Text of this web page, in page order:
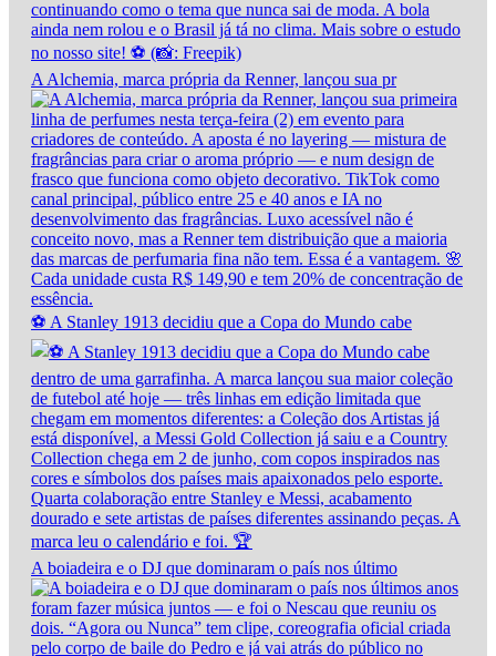
A Alchemia, marca própria da Renner, lançou sua pr
⚽ A Stanley 1913 decidiu que a Copa do Mundo cabe
A boiadeira e o DJ que dominaram o país nos último